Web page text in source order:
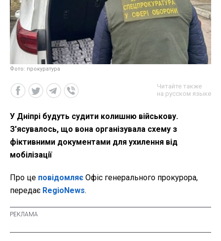
Фото: прокуратура
Читайте также
на русском языке
У Дніпрі будуть судити колишню військову.
З'ясувалось, що вона організувала схему з
фіктивними документами для ухилення від
мобілізації
Про це повідомляє Офіс генерального прокурора,
передає RegioNews.